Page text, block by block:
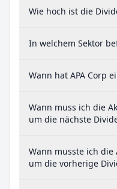
Wie hoch ist die
In welchem Sektor
Wann hat APA Corp
Wann muss ich die
um die nächste
Wann musste ich die
um die vorherige